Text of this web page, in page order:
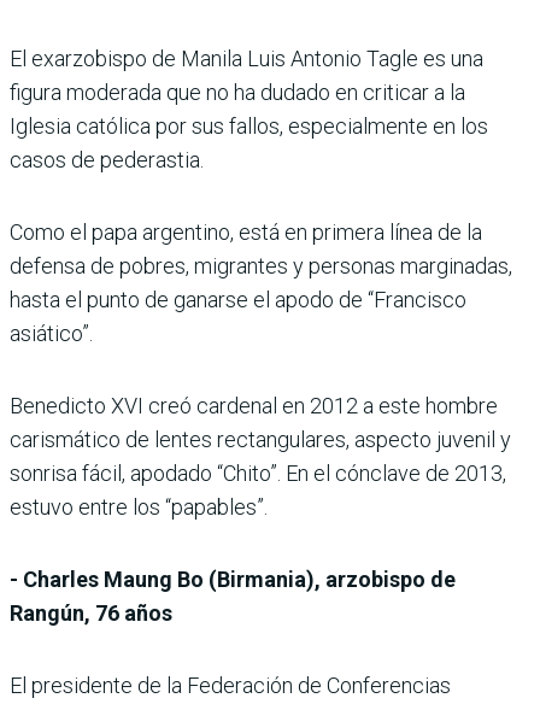
El exarzobispo de Manila Luis Antonio Tagle es una
figura moderada que no ha dudado en criticar a la
Iglesia católica por sus fallos, especialmente en los
casos de pederastia.
Como el papa argentino, está en primera línea de la
defensa de pobres, migrantes y personas marginadas,
hasta el punto de ganarse el apodo de “Francisco
asiático”.
Benedicto XVI creó cardenal en 2012 a este hombre
carismático de lentes rectangulares, aspecto juvenil y
sonrisa fácil, apodado “Chito”. En el cónclave de 2013,
estuvo entre los “papables”.
- Charles Maung Bo (Birmania), arzobispo de
Rangún, 76 años
El presidente de la Federación de Conferencias